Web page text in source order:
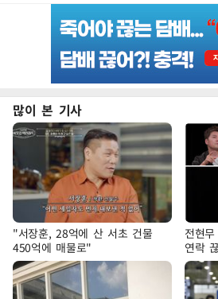
많이 본 기사
"서장훈, 28억에 산 서초 건물
450억에 매물로"
전현
연락